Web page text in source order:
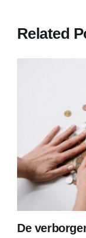
Related
De